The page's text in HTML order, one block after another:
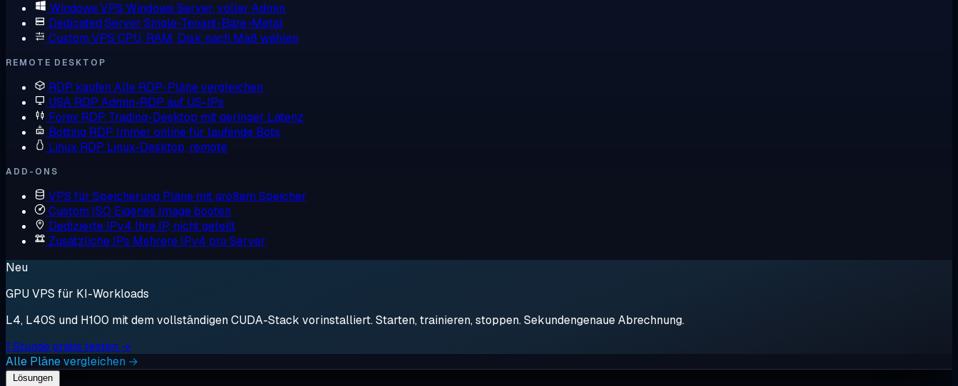
Windows VPS Windows Server, voller Admin
Dedicated Server Single-Tenant-Bare-Metal
Custom VPS CPU, RAM, Disk nach Maß wählen
REMOTE DESKTOP
RDP kaufen Alle RDP-Pläne vergleichen
USA RDP Admin-RDP auf US-IPs
Forex RDP Trading-Desktop mit geringer Latenz
Botting RDP Immer online für laufende Bots
Linux RDP Linux-Desktop, remote
ADD-ONS
VPS für Speicherung Pläne mit großem Speicher
Custom ISO Eigenes Image booten
Dedizierte IPv4 Ihre IP, nicht geteilt
Zusätzliche IPs Mehrere IPv4 pro Server
Neu
GPU VPS für KI-Workloads
L4, L40S und H100 mit dem vollständigen CUDA-Stack vorinstalliert. Starten, trainieren, stoppen. Sekundengenaue Abrechnung.
1 Stunde gratis testen →
Alle Pläne vergleichen →